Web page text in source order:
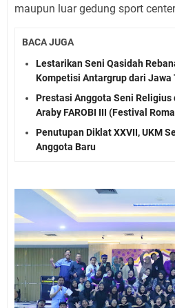
maupun luar gedung sport
BACA JUGA
Lestarikan Seni Qasidah
Kompetisi Antargrup dari Jawa
Prestasi Anggota Seni Religius
Araby FAROBI III (Festival
Penutupan Diklat XXVII, UKM
Anggota Baru